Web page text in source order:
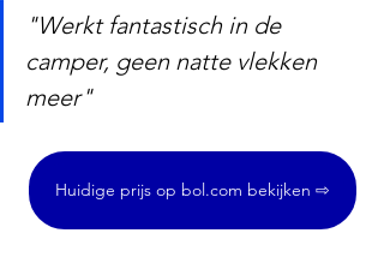
"Werkt fantastisch in de
camper, geen natte vlekken
meer"
Huidige prijs op bol.com bekijken ⇨